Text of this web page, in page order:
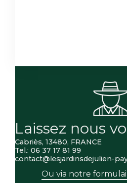
Laissez nous
Cabriès, 13480, FRANCE
Tel.: 06 37 17 81 99
contact@lesjardinsdejulien-
Ou via notre